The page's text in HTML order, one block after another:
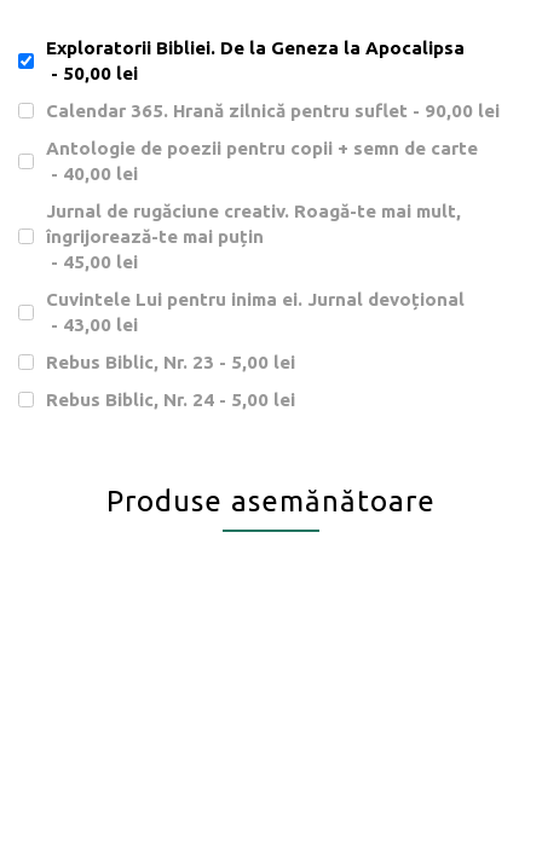
Exploratorii Bibliei. De la Geneza la Apocalipsa
- 50,00 lei
Calendar 365. Hrană zilnică pentru suflet - 90,00 lei
Antologie de poezii pentru copii + semn de carte
- 40,00 lei
Jurnal de rugăciune creativ. Roagă-te mai mult,
îngrijorează-te mai puțin
- 45,00 lei
Cuvintele Lui pentru inima ei. Jurnal devoțional
- 43,00 lei
Rebus Biblic, Nr. 23 - 5,00 lei
Rebus Biblic, Nr. 24 - 5,00 lei
Produse asemănătoare